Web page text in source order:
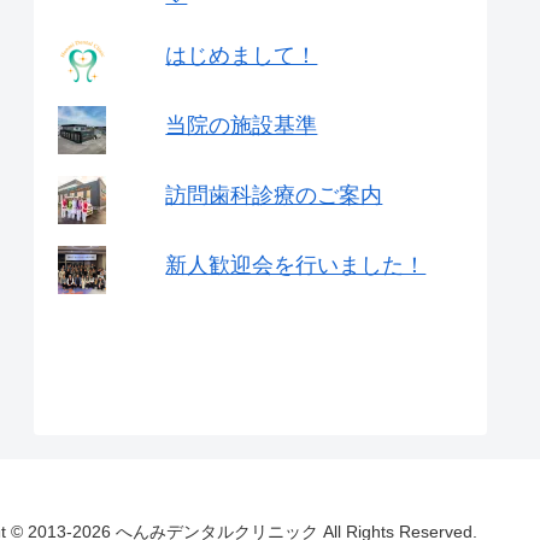
はじめまして！
当院の施設基準
訪問歯科診療のご案内
新人歓迎会を行いました！
© 2013-2026 へんみデンタルクリニック All Rights Reserved.